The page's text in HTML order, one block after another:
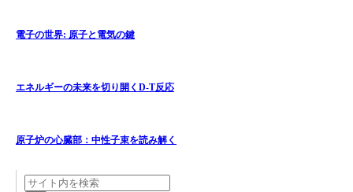
電子の世界: 原子と電気の鍵
エネルギーの未来を切り開くD-T反応
原子炉の心臓部：中性子束を読み解く